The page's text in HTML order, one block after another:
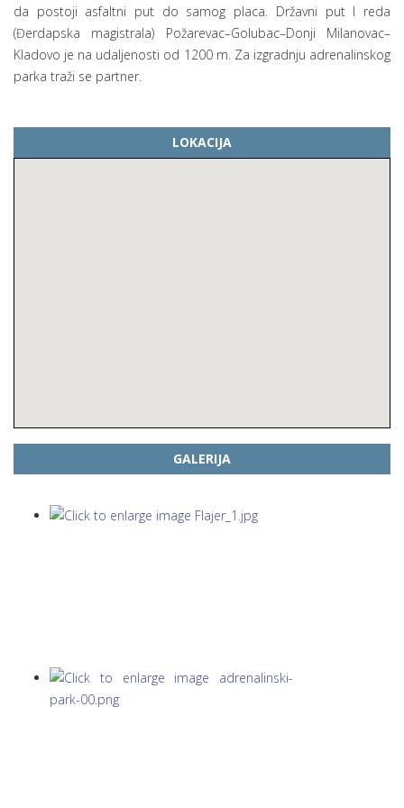
da postoji asfaltni put do samog placa. Državni put I reda
(Đerdapska magistrala) Požarevac–Golubac–Donji Milanovac–
Kladovo je na udaljenosti od 1200 m. Za izgradnju adrenalinskog
parka traži se partner.
LOKACIJA
GALERIJA